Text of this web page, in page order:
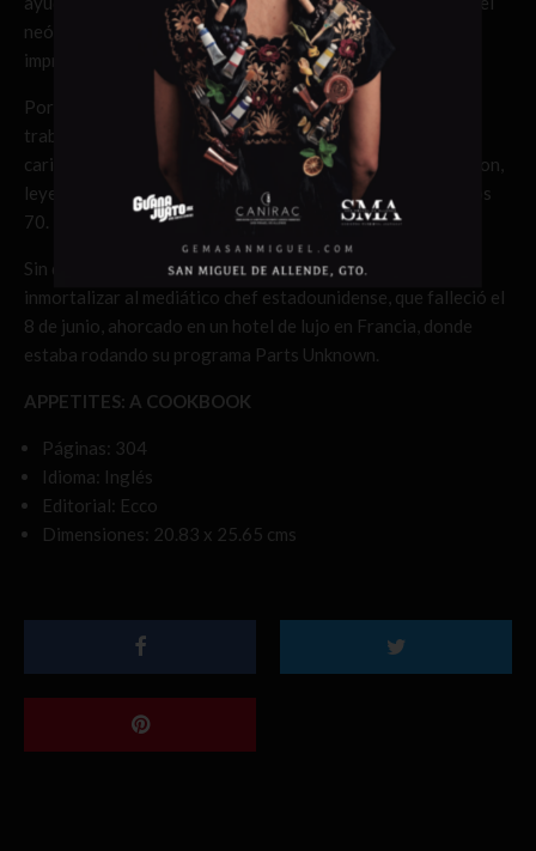
neófito en ella pueda sorprender a sus invitados con una
impresionante eficiencia.
Por si fuera poco, este compendio está ilustrado con el
trabajo del reconocido artista Ralph Steadman, el mismo
caricaturista que viajó con el periodista Hunter S. Thompson,
leyenda y creador del periodismo Gonzo en la década de los
70.
Sin duda es un trabajo editorial que nos ayudará a
inmortalizar al mediático chef estadounidense, que falleció el
8 de junio, ahorcado en un hotel de lujo en Francia, donde
estaba rodando su programa Parts Unknown.
APPETITES: A COOKBOOK
Páginas: 304
Idioma: Inglés
Editorial: Ecco
Dimensiones: 20.83 x 25.65 cms